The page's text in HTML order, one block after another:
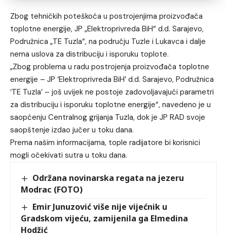
Zbog tehničkih poteškoća u postrojenjima proizvođača
toplotne energije, JP „Elektroprivreda BiH“ d.d. Sarajevo,
Podružnica „TE Tuzla“, na području Tuzle i Lukavca i dalje
nema uslova za distribuciju i isporuku toplote.
„Zbog problema u radu postrojenja proizvođača toplotne
energije – JP ‘Elektroprivreda BiH’ d.d. Sarajevo, Podružnica
‘TE Tuzla’ – još uvijek ne postoje zadovoljavajući parametri
za distribuciju i isporuku toplotne energije“, navedeno je u
saopćenju Centralnog grijanja Tuzla, dok je JP RAD svoje
saopštenje izdao jučer u toku dana.
Prema našim informacijama, tople radijatore bi korisnici
mogli očekivati sutra u toku dana.
Održana novinarska regata na jezeru
Modrac (FOTO)
Emir Junuzović više nije vijećnik u
Gradskom vijeću, zamijenila ga Elmedina
Hodžić